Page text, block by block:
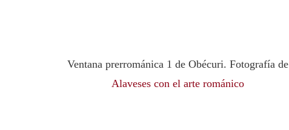
Ventana prerrománica 1 de Obécuri. Fotografía de
Alaveses con el arte románico